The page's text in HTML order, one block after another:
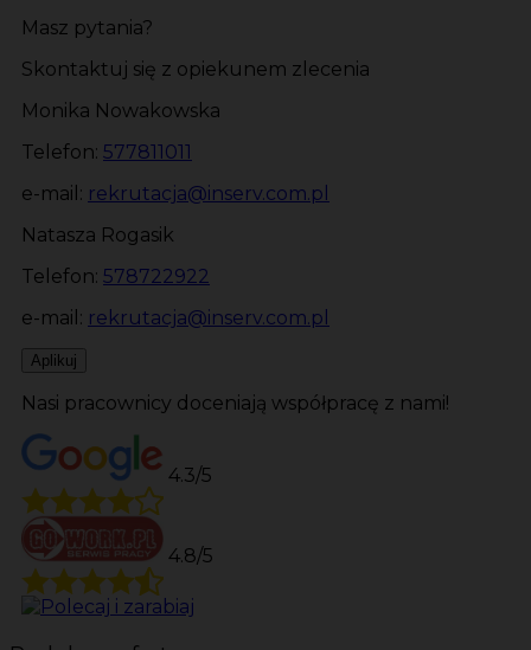
Masz pytania?
Skontaktuj się z opiekunem zlecenia
Monika Nowakowska
Telefon: 577811011
e-mail: rekrutacja@inserv.com.pl
Natasza Rogasik
Telefon: 578722922
e-mail: rekrutacja@inserv.com.pl
Aplikuj
Nasi pracownicy doceniają współpracę z nami!
4.3/5
4.8/5